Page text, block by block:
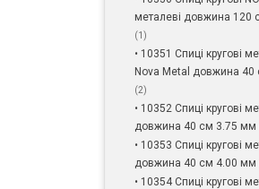
металеві довжина 120
(1)
• 10351 Спиці кругові
Nova Metal довжина
(2)
• 10352 Спиці кругові
довжина 40 см 3.75 мм
• 10353 Спиці кругові
довжина 40 см 4.00 мм
• 10354 Спиці кругові